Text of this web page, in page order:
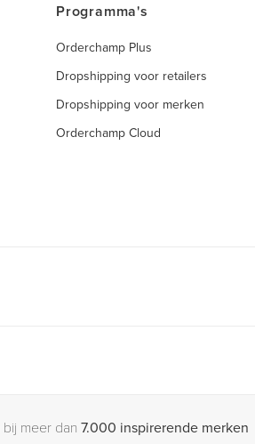
Programma's
Orderchamp Plus
Dropshipping voor retailers
Dropshipping voor merken
Orderchamp Cloud
bij meer dan 7.000 inspirerende merken